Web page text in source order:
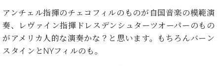
ベ
ヒ
シ
ュ
タ
シ
ュ
タ
イ
ベ
ヒ
シ
イ
ベ
ン
ト
ス
リ
リ
ー
直
営
店
舗
ン・
ジ
ャ
パ
ン
アンチェル指揮のチェコフィルのものが自国音楽の模範演
奏、レヴァイン指揮ドレスデンシュターツオーパーのもの
がアメリカ人的な演奏かな？と思います。もちろんバーン
スタインとNYフィルのも。